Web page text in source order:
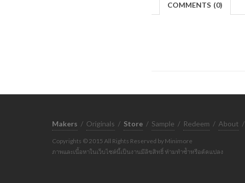
COMMENTS (0)
Makers / Originals / Store / Sample / Redeem / About /
Copyrights © 2015 All Rights Reserved by Minimore
ภาพและเนื้อหาในเว็บไซต์นี้เป็นงานมีลิขสิทธิ์ ห้ามทำซ้ำหรือดัดแปลง